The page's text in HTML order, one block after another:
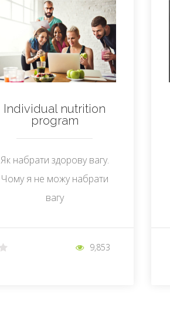
Individual nutrition
program
Як набрати здорову вагу.
Чому я не можу набрати
вагу
9,853